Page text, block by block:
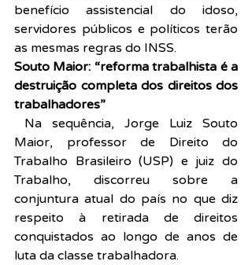
benefício assistencial do idoso,
servidores públicos e políticos terão
as mesmas regras do INSS.
Souto Maior: “reforma trabalhista é a
destruição completa dos direitos dos
trabalhadores”
Na sequência, Jorge Luiz Souto
Maior, professor de Direito do
Trabalho Brasileiro (USP) e juiz do
Trabalho, discorreu sobre a
conjuntura atual do país no que diz
respeito à retirada de direitos
conquistados ao longo de anos de
luta da classe trabalhadora.